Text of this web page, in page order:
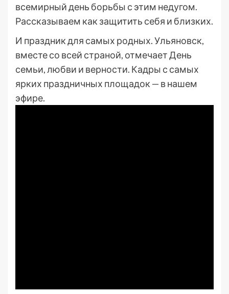
всемирный день борьбы с этим недугом.
Рассказываем как защитить себя и близких.
И праздник для самых родных. Ульяновск,
вместе со всей страной, отмечает День
семьи, любви и верности. Кадры с самых
ярких праздничных площадок — в нашем
эфире.